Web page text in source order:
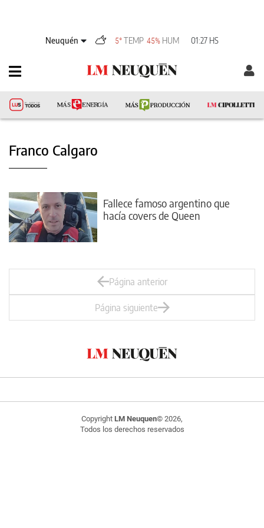
Neuquén 5° TEMP 45% HUM 01:27 HS
Franco Calgaro
Fallece famoso argentino que
hacía covers de Queen
Página anterior
Página siguiente
Copyright LM Neuquen© 2026,
Todos los derechos reservados